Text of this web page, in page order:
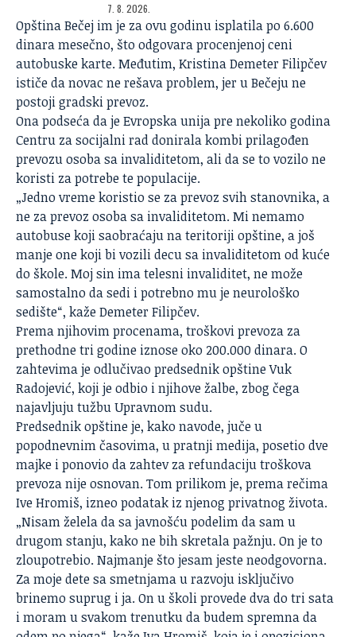
7. 8. 2026.
Opština Bečej im je za ovu godinu isplatila po 6.600
dinara mesečno, što odgovara procenjenoj ceni
autobuske karte. Međutim, Kristina Demeter Filipčev
ističe da novac ne rešava problem, jer u Bečeju ne
postoji gradski prevoz.
Ona podseća da je Evropska unija pre nekoliko godina
Centru za socijalni rad donirala kombi prilagođen
prevozu osoba sa invaliditetom, ali da se to vozilo ne
koristi za potrebe te populacije.
„Jedno vreme koristio se za prevoz svih stanovnika, a
ne za prevoz osoba sa invaliditetom. Mi nemamo
autobuse koji saobraćaju na teritoriji opštine, a još
manje one koji bi vozili decu sa invaliditetom od kuće
do škole. Moj sin ima telesni invaliditet, ne može
samostalno da sedi i potrebno mu je neurološko
sedište“, kaže Demeter Filipčev.
Prema njihovim procenama, troškovi prevoza za
prethodne tri godine iznose oko 200.000 dinara. O
zahtevima je odlučivao predsednik opštine Vuk
Radojević, koji je odbio i njihove žalbe, zbog čega
najavljuju tužbu Upravnom sudu.
Predsednik opštine je, kako navode, juče u
popodnevnim časovima, u pratnji medija, posetio dve
majke i ponovio da zahtev za refundaciju troškova
prevoza nije osnovan. Tom prilikom je, prema rečima
Ive Hromiš, izneo podatak iz njenog privatnog života.
„Nisam želela da sa javnošću podelim da sam u
drugom stanju, kako ne bih skretala pažnju. On je to
zloupotrebio. Najmanje što jesam jeste neodgovorna.
Za moje dete sa smetnjama u razvoju isključivo
brinemo suprug i ja. On u školi provede dva do tri sata
i moram u svakom trenutku da budem spremna da